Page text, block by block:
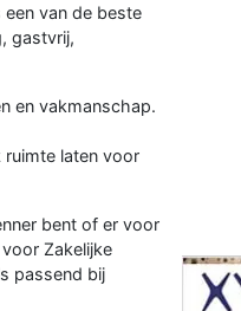
een van de beste
gastvrij,
en vakmanschap.
laten voor
bent of er voor
Zakelijke
passend bij